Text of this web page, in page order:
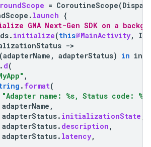
= CoroutineScope(
. launch {
GMA Next-Gen SDK on a
. initialize(this@MainActivity,
-
adapterName , adapterStatus) in
. d(
,
. format(
"Adapter name: %s, Status code:
adapterName ,
adapterStatus. initializationState
adapterStatus. description ,
adapterStatus. latency,